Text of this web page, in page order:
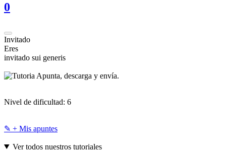
0
Invitado
Eres
invitado sui generis
Apunta, descarga y envía.
Nivel de dificultad: 6
✎ + Mis apuntes
Ver todos nuestros tutoriales